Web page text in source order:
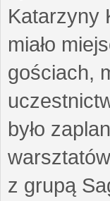
Katarzyny
miało
gościach,
było
z grupą